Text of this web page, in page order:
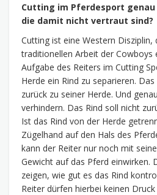
Cutting im Pferdesport
die damit nicht vertraut sind?
Cutting ist eine Western Disziplin,
traditionellen Arbeit der Cowboys
Aufgabe des Reiters im Cutting
Herde ein Rind zu separieren.
zurück zu seiner Herde. Und
verhindern. Das Rind soll nicht
Ist das Rind von der Herde
Zügelhand auf den Hals des
kann der Reiter nur noch mit
Gewicht auf das Pferd einwirken.
zeigen, wie gut es das Rind
Reiter dürfen hierbei keinen